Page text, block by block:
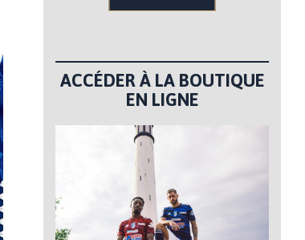
ACCÉDER À LA BOUTIQUE
EN LIGNE